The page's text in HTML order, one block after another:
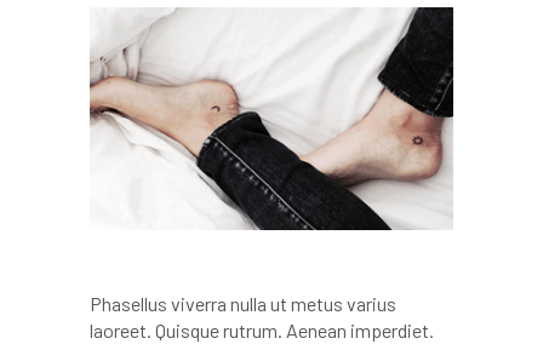
Phasellus viverra nulla ut metus varius
laoreet. Quisque rutrum. Aenean imperdiet.